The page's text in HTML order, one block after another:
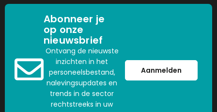
Abonneer je
op onze
nieuwsbrief
Ontvang de nieuwste
inzichten in het
personeelsbestand,
nalevingsupdates en
trends in de sector
rechtstreeks in uw
Aanmelden